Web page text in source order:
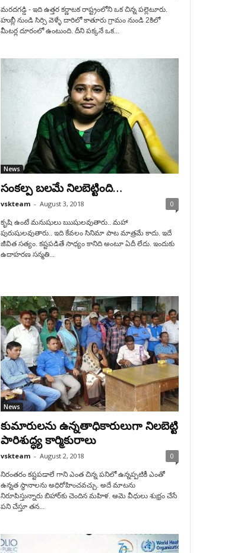
మరదగడ్డి - ఇది ఉత్తర కర్ణాటక రాష్ట్రంలోని ఒక చిన్న పల్లెటూరు.
హుబ్లీ నుండి సిర్సి వెళ్ళే దారిలో కాతూరు గ్రామం నుండి 2కిలో
మీటర్ల దూరంలో ఉంటుంది. దీని పక్కనే ఒక...
News
సంకల్ప బలమే నిలబెట్టింది…
vskteam - August 3, 2018 0
కృషి ఉంటే మనుషులు ఋషులవుతారు.. మహా
పురుషులవుతారు.. ఇది కేవలం సినిమా పాట మాత్రమే కాదు. ఇదే
జీవిత సత్యం. కష్టపడితే సాధ్యం కానిది అంటూ ఏదీ లేదు. ఇందుకు
ఉదాహరణ సన్మతి...
News
కుమారులను ఉన్నతాధికారులుగా నిలబెట్టి
పారిశుద్ధ్య కార్మికురాలు
vskteam - August 2, 2018 0
నిరంతరం కష్టపడాలే గాని ఎంత చిన్న పనిలో ఉన్నప్పటికీ ఎంతో
ఉన్నత స్థానాలను అధిరోహించవచ్చు. అదే మాటను
నిరూపిస్తున్నారు బిహార్‌కు చెందిన మహిళ. ఆమె వీధులు శుభ్రం చేసే
పని చేస్తూ తన...